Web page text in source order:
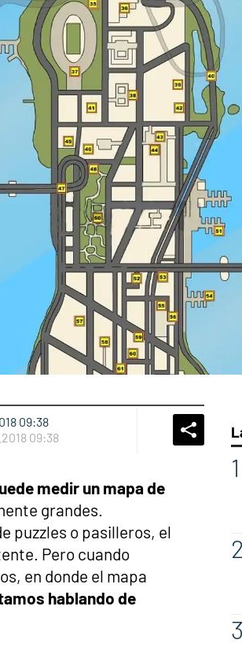
09:38
09:38
medir un mapa de
grandes.
puzzles o pasilleros, el
Pero cuando
en donde el mapa
hablando de